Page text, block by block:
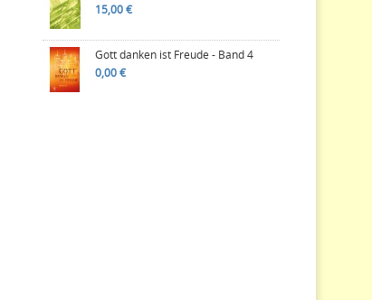
15,00 €
Gott danken ist Freude - Band 4
0,00 €